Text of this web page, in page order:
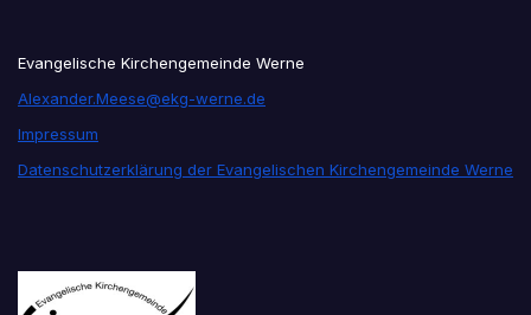
Evangelische Kirchengemeinde Werne
Alexander.Meese@ekg-werne.de
Impressum
Datenschutzerklärung der Evangelischen Kirchengemeinde Werne